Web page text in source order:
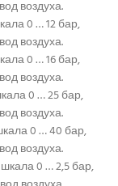
воздуха.
0 … 12 бар,
воздуха.
0 … 16 бар,
воздуха.
0 … 25 бар,
воздуха.
0 … 40 бар,
воздуха.
0 … 2,5 бар,